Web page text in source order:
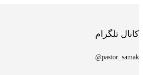
کانال تلگرام
pastor_samak@